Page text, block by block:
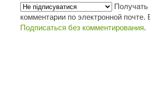
комментарии по электронной
Подписаться без комментирования.